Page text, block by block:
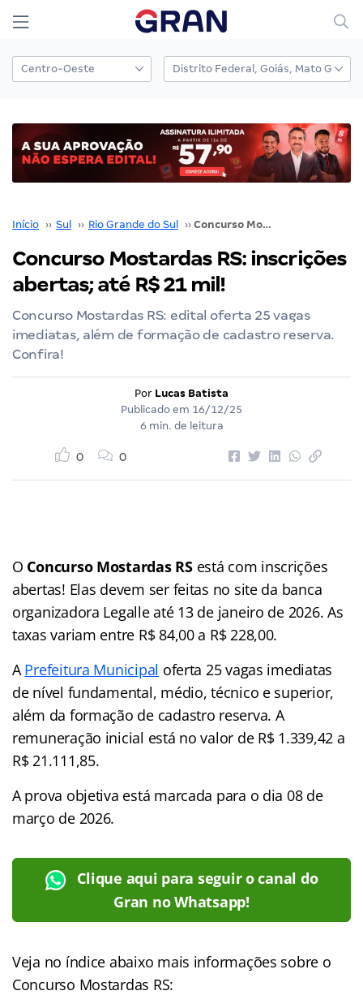
Início ›› Sul ›› Rio Grande do Sul ›› Concurso Mostardas RS: inscrições abertas; até R$ 21 mil!
Concurso Mostardas RS: inscrições
abertas; até R$ 21 mil!
Concurso Mostardas RS: edital oferta 25 vagas
imediatas, além de formação de cadastro reserva.
Confira!
Por Lucas Batista
Publicado em 16/12/25
6 min. de leitura
0 0
O Concurso Mostardas RSestá com inscrições
abertas! Elas devem ser feitas no site da banca
organizadora Legalle até 13 de janeiro de 2026. As
taxas variam entre R$ 84,00 a R$ 228,00.
APrefeitura Municipal oferta 25 vagas imediatas
de nível fundamental, médio, técnico e superior,
além da formação de cadastro reserva. A
remuneração inicial está no valor de R$ 1.339,42 a
R$ 21.111,85.
A prova objetiva está marcada para o dia 08 de
março de 2026.
Clique aqui para seguir o canal do
Gran no Whatsapp!
Veja no índice abaixo mais informações sobre o
Concurso Mostardas RS: